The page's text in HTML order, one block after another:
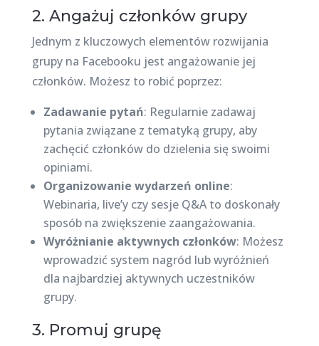
2. Angażuj członków grupy
Jednym z kluczowych elementów rozwijania
grupy na Facebooku jest angażowanie jej
członków. Możesz to robić poprzez:
Zadawanie pytań: Regularnie zadawaj
pytania związane z tematyką grupy, aby
zachęcić członków do dzielenia się swoimi
opiniami.
Organizowanie wydarzeń online:
Webinaria, live’y czy sesje Q&A to doskonały
sposób na zwiększenie zaangażowania.
Wyróżnianie aktywnych członków: Możesz
wprowadzić system nagród lub wyróżnień
dla najbardziej aktywnych uczestników
grupy.
3. Promuj grupę